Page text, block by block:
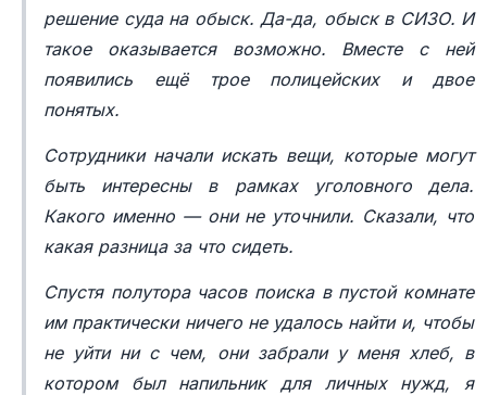
решение суда на обыск. Да-да, обыск в СИЗО. И
такое оказывается возможно. Вместе с ней
появились ещё трое полицейских и двое
понятых.
Сотрудники начали искать вещи, которые могут
быть интересны в рамках уголовного дела.
Какого именно — они не уточнили. Сказали, что
какая разница за что сидеть.
Спустя полутора часов поиска в пустой комнате
им практически ничего не удалось найти и, чтобы
не уйти ни с чем, они забрали у меня хлеб, в
котором был напильник для личных нужд, я